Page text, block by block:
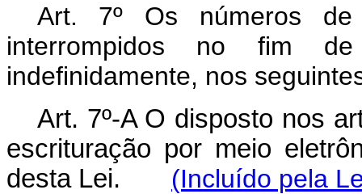
Art. 7º Os números
interrompidos no fim
indefinidamente, nos
Art. 7º-A O disposto nos
escrituração por meio
desta Lei. (Incluído pela